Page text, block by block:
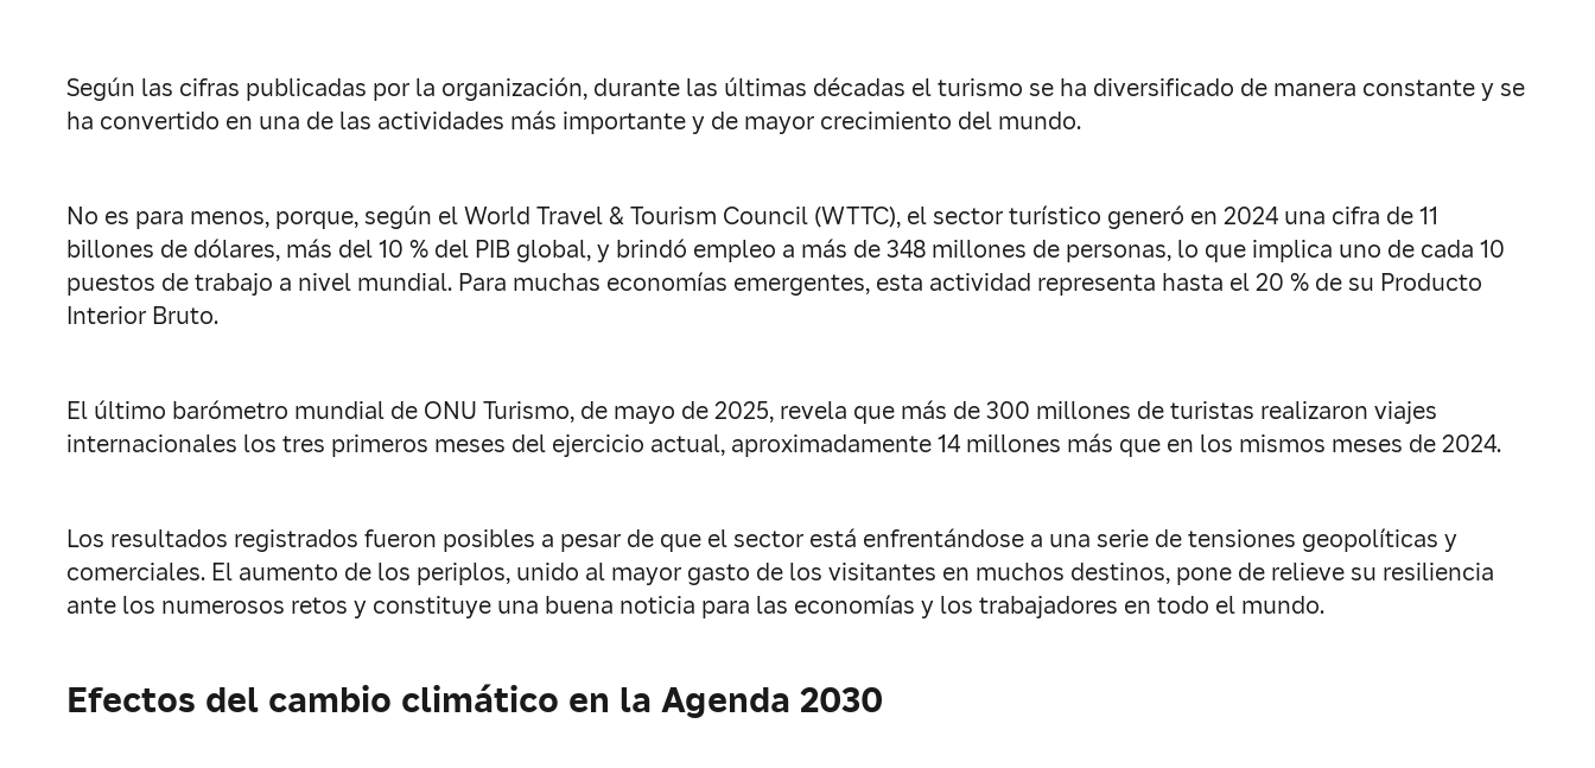
Según las cifras publicadas por la organización, durante las últimas décadas el turismo se ha diversificado de manera constante y se
ha convertido en una de las actividades más importante y de mayor crecimiento del mundo.
No es para menos, porque, según el World Travel & Tourism Council (WTTC), el sector turístico generó en 2024 una cifra de 11
billones de dólares, más del 10 % del PIB global, y brindó empleo a más de 348 millones de personas, lo que implica uno de cada 10
puestos de trabajo a nivel mundial. Para muchas economías emergentes, esta actividad representa hasta el 20 % de su Producto
Interior Bruto.
El último barómetro mundial de ONU Turismo, de mayo de 2025, revela que más de 300 millones de turistas realizaron viajes
internacionales los tres primeros meses del ejercicio actual, aproximadamente 14 millones más que en los mismos meses de 2024.
Los resultados registrados fueron posibles a pesar de que el sector está enfrentándose a una serie de tensiones geopolíticas y
comerciales. El aumento de los periplos, unido al mayor gasto de los visitantes en muchos destinos, pone de relieve su resiliencia
ante los numerosos retos y constituye una buena noticia para las economías y los trabajadores en todo el mundo.
Efectos del cambio climático en la Agenda 2030